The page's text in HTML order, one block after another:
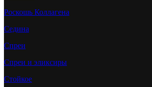
Роскошь Коллагена
Седина
Спреи
Спреи и эликсиры
Стойкое